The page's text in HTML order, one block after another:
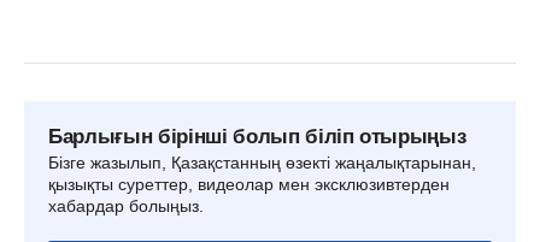
Барлығын бірінші болып біліп отырыңыз
Бізге жазылып, Қазақстанның өзекті жаңалықтарынан,
қызықты суреттер, видеолар мен эксклюзивтерден
хабардар болыңыз.